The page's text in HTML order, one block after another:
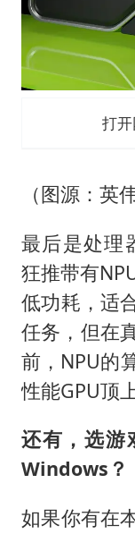
打
（图源：英
最后是处理
狂推带有
低功耗，适
任务，但在
前，NPU的
性能GPU顶上
还有，选游
Windows？
如果你有在